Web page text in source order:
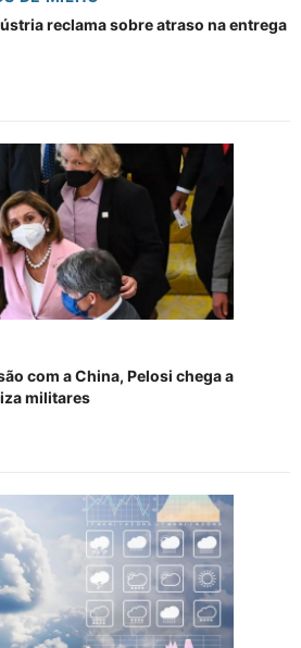
reclama sobre atraso na entrega
com a China, Pelosi chega a
militares